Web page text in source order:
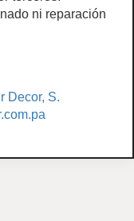
ni reparación
Decor, S.